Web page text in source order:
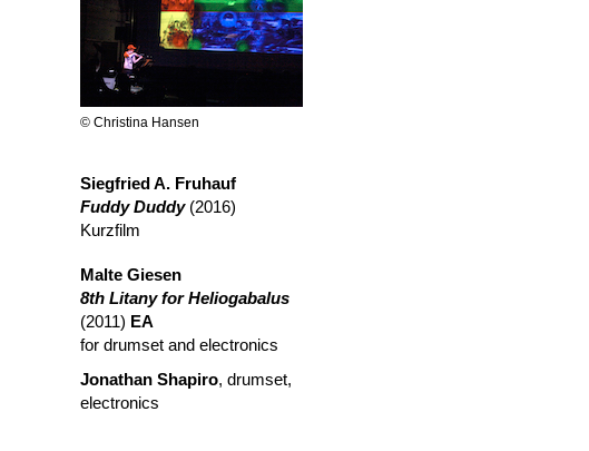
© Christina Hansen
Siegfried A. Fruhauf
Fuddy Duddy(2016)
Kurzfilm
Malte Giesen
8th Litany for Heliogabalus
(2011) EA
for drumset and electronics
Jonathan Shapiro, drumset,
electronics